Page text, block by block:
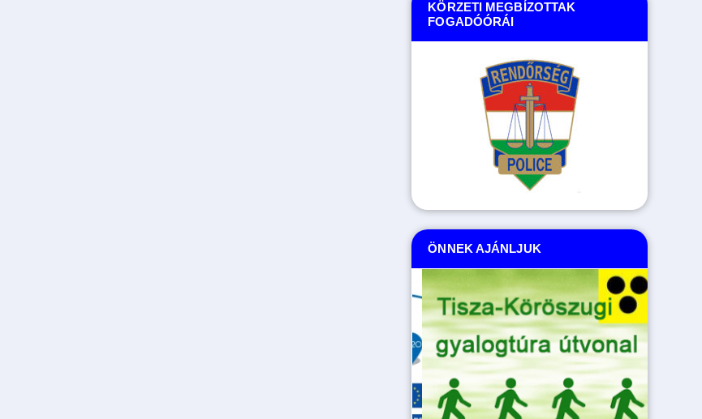
KÖRZETI MEGBÍZOTTAK
FOGADÓÓRÁI
ÖNNEK AJÁNLJUK